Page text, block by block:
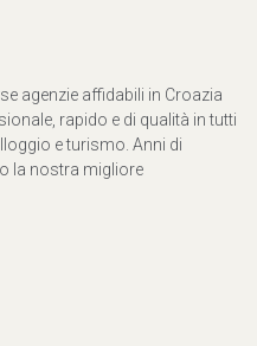
agenzie affidabili in Croazia
rapido e di qualità in tutti
e turismo. Anni di
la nostra migliore